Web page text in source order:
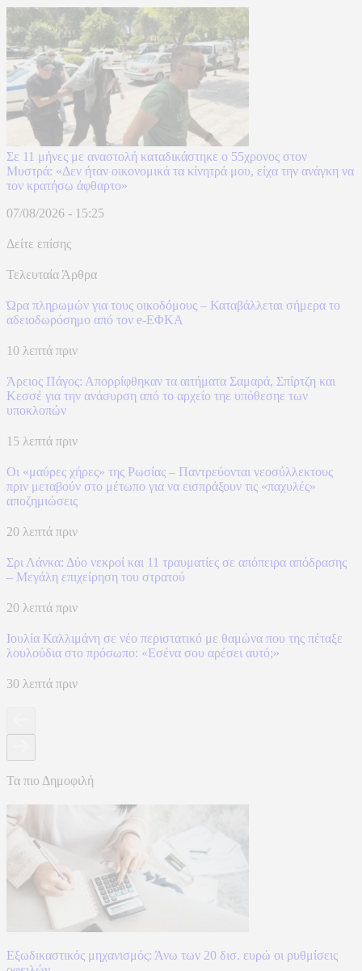
Σε 11 μήνες με αναστολή καταδικάστηκε ο 55χρονος στον
Μυστρά: «Δεν ήταν οικονομικά τα κίνητρά μου, είχα την ανάγκη να
τον κρατήσω άφθαρτο»
07/08/2026 - 15:25
Δείτε επίσης
Τελευταία Άρθρα
Ώρα πληρωμών για τους οικοδόμους – Καταβάλλεται σήμερα το
αδειοδωρόσημο από τον e-ΕΦΚΑ
10 λεπτά πριν
Άρειος Πάγος: Απορρίφθηκαν τα αιτήματα Σαμαρά, Σπίρτζη και
Κεσσέ για την ανάσυρση από το αρχείο τηε υπόθεσηε των
υποκλοπών
15 λεπτά πριν
Οι «μαύρες χήρες» της Ρωσίας – Παντρεύονται νεοσύλλεκτους
πριν μεταβούν στο μέτωπο για να εισπράξουν τις «παχυλές»
αποζημιώσεις
20 λεπτά πριν
Σρι Λάνκα: Δύο νεκροί και 11 τραυματίες σε απόπειρα απόδρασης
– Μεγάλη επιχείρηση του στρατού
20 λεπτά πριν
Ιουλία Καλλιμάνη σε νέο περιστατικό με θαμώνα που της πέταξε
λουλούδια στο πρόσωπο: «Εσένα σου αρέσει αυτό;»
30 λεπτά πριν
Τα πιο Δημοφιλή
Εξωδικαστικός μηχανισμός: Άνω των 20 δισ. ευρώ οι ρυθμίσεις